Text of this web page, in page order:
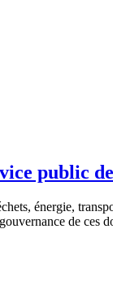
public
énergie,
de ces